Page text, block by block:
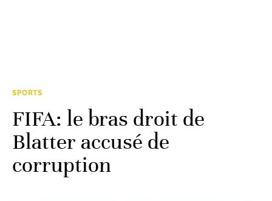
SPORTS
FIFA: le bras droit de
Blatter accusé de
corruption